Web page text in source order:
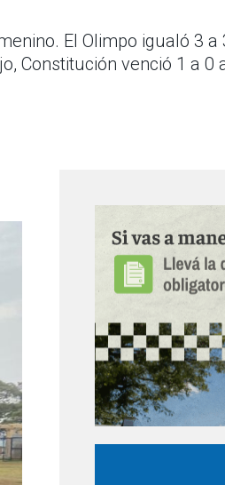
El Olimpo igualó 3 a
Constitución venció 1 a 0